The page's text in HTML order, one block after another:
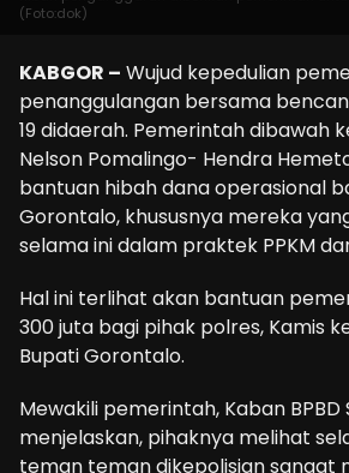
(Foto:dok)
KABGOR – Wujud kepedulian
penanggulangan bersama
19 didaerah. Pemerintah dibawah
Nelson Pomalingo- Hendra
bantuan hibah dana operasional
Gorontalo, khususnya mereka
selama ini dalam praktek PPKM
Hal ini terlihat akan bantuan
300 juta bagi pihak polres, Kamis
Bupati Gorontalo.
Mewakili pemerintah, Kaban BPBD
menjelaskan, pihaknya melihat
teman teman dikepolisian sangat